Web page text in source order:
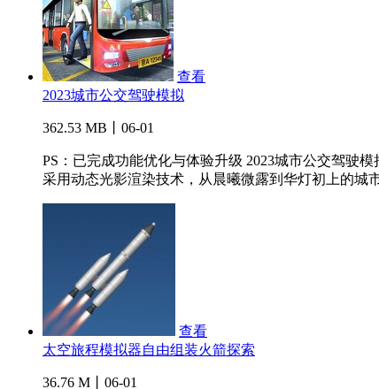
查看
2023城市公交驾驶模拟
362.53 MB丨06-01
PS：已完成功能优化与体验升级 2023城市公交驾驶
采用动态光影渲染技术，从晨曦微露到华灯初上的城
查看
太空旅程模拟器自由组装火箭探索
36.76 M丨06-01